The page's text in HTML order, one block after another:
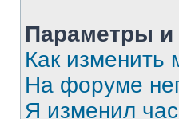
Параметры и
Как изменить
На форуме
Я изменил